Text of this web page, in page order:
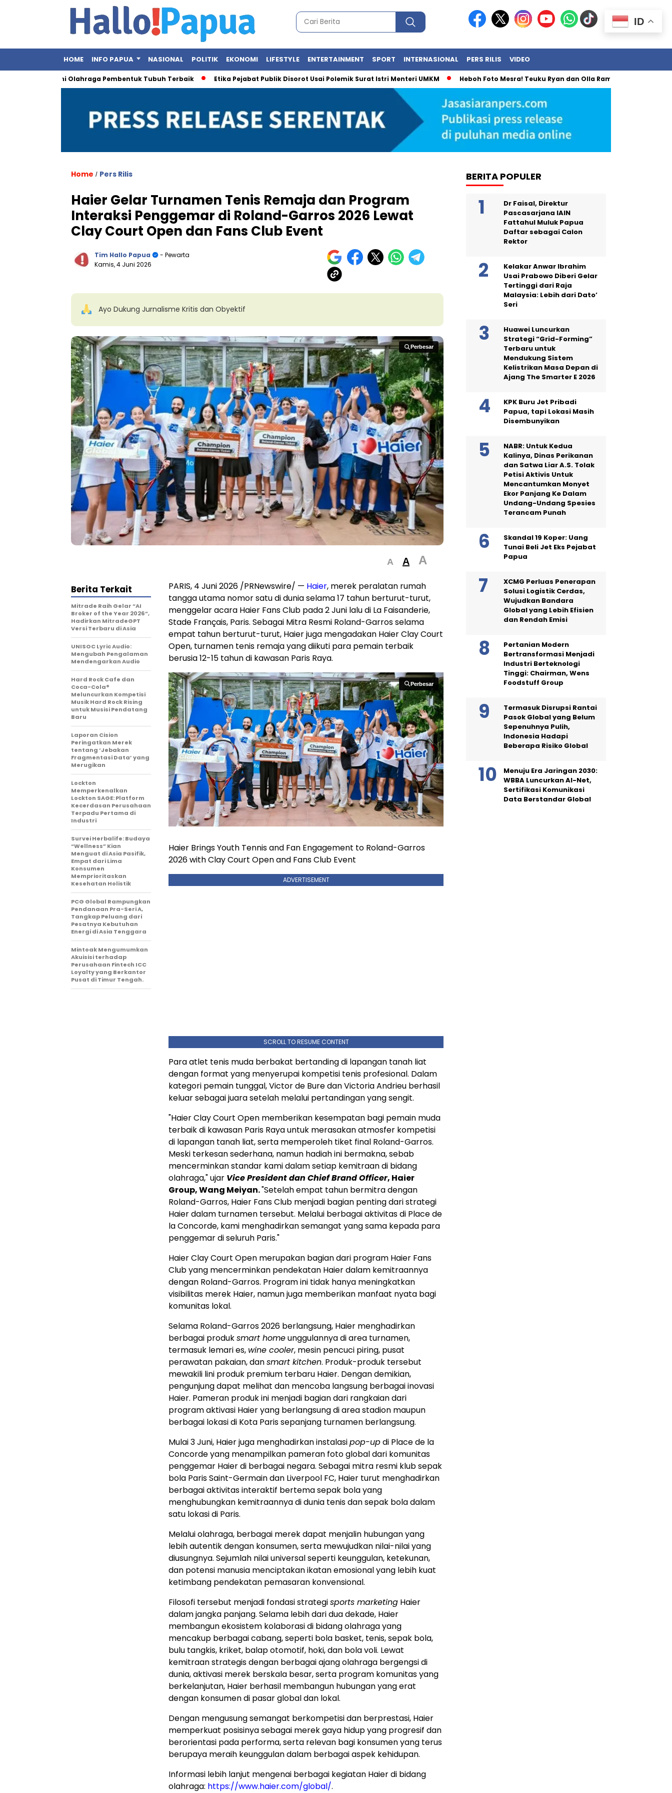
HOME INFO PAPUA NASIONAL POLITIK EKONOMI LIFESTYLE ENTERTAINMENT SPORT INTERNASIONAL PERS RILIS VIDEO
Otot, Ini Olahraga Pembentuk Tubuh Terbaik Etika Pejabat Publik Disorot Usai Polemik Surat Istri Menteri UMKM Heboh Foto Mesra! Teuku Ryan dan Olla Ramlan Akhirnya Angkat
Home / Pers Rilis
Haier Gelar Turnamen Tenis Remaja dan Program
Interaksi Penggemar di Roland-Garros 2026 Lewat
Clay Court Open dan Fans Club Event
Tim Hallo Papua
- Pewarta
Kamis, 4 Juni 2026
Ayo Dukung Jurnalisme Kritis dan Obyektif
Perbesar
Perbesar
A A A
PARIS, 4 Juni 2026 /PRNewswire/ — Haier, merek peralatan rumah
tangga utama nomor satu di dunia selama 17 tahun berturut-turut,
menggelar acara Haier Fans Club pada 2 Juni lalu di La Faisanderie,
Stade Français, Paris. Sebagai Mitra Resmi Roland-Garros selama
empat tahun berturut-turut, Haier juga mengadakan Haier Clay Court
Open, turnamen tenis remaja yang diikuti para pemain terbaik
berusia 12-15 tahun di kawasan Paris Raya.
Perbesar
Perbesar
Haier Brings Youth Tennis and Fan Engagement to Roland-Garros
2026 with Clay Court Open and Fans Club Event
ADVERTISEMENT
SCROLL TO RESUME CONTENT
Para atlet tenis muda berbakat bertanding di lapangan tanah liat
dengan format yang menyerupai kompetisi tenis profesional. Dalam
kategori pemain tunggal, Victor de Bure dan Victoria Andrieu berhasil
keluar sebagai juara setelah melalui pertandingan yang sengit.
"Haier Clay Court Open memberikan kesempatan bagi pemain muda
terbaik di kawasan Paris Raya untuk merasakan atmosfer kompetisi
di lapangan tanah liat, serta memperoleh tiket final Roland-Garros.
Meski terkesan sederhana, namun hadiah ini bermakna, sebab
mencerminkan standar kami dalam setiap kemitraan di bidang
olahraga," ujar Vice President dan Chief Brand Officer, Haier
Group, Wang Meiyan."Setelah empat tahun bermitra dengan
Roland-Garros, Haier Fans Club menjadi bagian penting dari strategi
Haier dalam turnamen tersebut. Melalui berbagai aktivitas di Place de
la Concorde, kami menghadirkan semangat yang sama kepada para
penggemar di seluruh Paris."
Haier Clay Court Open merupakan bagian dari program Haier Fans
Club yang mencerminkan pendekatan Haier dalam kemitraannya
dengan Roland-Garros. Program ini tidak hanya meningkatkan
visibilitas merek Haier, namun juga memberikan manfaat nyata bagi
komunitas lokal.
Selama Roland-Garros 2026 berlangsung, Haier menghadirkan
berbagai produksmart homeunggulannya di area turnamen,
termasuk lemari es, wine cooler, mesin pencuci piring, pusat
perawatan pakaian, dansmart kitchen. Produk-produk tersebut
mewakili lini produk premium terbaru Haier. Dengan demikian,
pengunjung dapat melihat dan mencoba langsung berbagai inovasi
Haier. Pameran produk ini menjadi bagian dari rangkaian dari
program aktivasi Haier yang berlangsung di area stadion maupun
berbagai lokasi di Kota Paris sepanjang turnamen berlangsung.
Mulai 3 Juni, Haier juga menghadirkan instalasipop-updi Place de la
Concorde yang menampilkan pameran foto global dari komunitas
penggemar Haier di berbagai negara. Sebagai mitra resmi klub sepak
bola Paris Saint-Germain dan Liverpool FC, Haier turut menghadirkan
berbagai aktivitas interaktif bertema sepak bola yang
menghubungkan kemitraannya di dunia tenis dan sepak bola dalam
satu lokasi di Paris.
Melalui olahraga, berbagai merek dapat menjalin hubungan yang
lebih autentik dengan konsumen, serta mewujudkan nilai-nilai yang
diusungnya. Sejumlah nilai universal seperti keunggulan, ketekunan,
dan potensi manusia menciptakan ikatan emosional yang lebih kuat
ketimbang pendekatan pemasaran konvensional.
Filosofi tersebut menjadi fondasi strategisports marketing Haier
dalam jangka panjang. Selama lebih dari dua dekade, Haier
membangun ekosistem kolaborasi di bidang olahraga yang
mencakup berbagai cabang, seperti bola basket, tenis, sepak bola,
bulu tangkis, kriket, balap otomotif, hoki, dan bola voli. Lewat
kemitraan strategis dengan berbagai ajang olahraga bergengsi di
dunia, aktivasi merek berskala besar, serta program komunitas yang
berkelanjutan, Haier berhasil membangun hubungan yang erat
dengan konsumen di pasar global dan lokal.
Dengan mengusung semangat berkompetisi dan berprestasi, Haier
memperkuat posisinya sebagai merek gaya hidup yang progresif dan
berorientasi pada performa, serta relevan bagi konsumen yang terus
berupaya meraih keunggulan dalam berbagai aspek kehidupan.
Informasi lebih lanjut mengenai berbagai kegiatan Haier di bidang
olahraga: https://www.haier.com/global/.
Berita Terkait
Mitrade Raih Gelar “AI
Broker of the Year 2026”,
Hadirkan MitradeGPT
Versi Terbaru di Asia
UNISOC Lyric Audio:
Mengubah Pengalaman
Mendengarkan Audio
Hard Rock Cafe dan
Coca-Cola®
Meluncurkan Kompetisi
Musik Hard Rock Rising
untuk Musisi Pendatang
Baru
Laporan Cision
Peringatkan Merek
tentang ‘Jebakan
Fragmentasi Data’ yang
Merugikan
Lockton
Memperkenalkan
Lockton SAGE: Platform
Kecerdasan Perusahaan
Terpadu Pertama di
Industri
Survei Herbalife: Budaya
“Wellness” Kian
Menguat di Asia Pasifik,
Empat dari Lima
Konsumen
Memprioritaskan
Kesehatan Holistik
PCG Global Rampungkan
Pendanaan Pra-Seri A,
Tangkap Peluang dari
Pesatnya Kebutuhan
Energi di Asia Tenggara
Mintoak Mengumumkan
Akuisisi terhadap
Perusahaan Fintech ICC
Loyalty yang Berkantor
Pusat di Timur Tengah.
BERITA POPULER
Dr Faisal, Direktur
Pascasarjana IAIN
Fattahul Muluk Papua
Daftar sebagai Calon
Rektor
Kelakar Anwar Ibrahim
Usai Prabowo Diberi Gelar
Tertinggi dari Raja
Malaysia: Lebih dari Dato’
Seri
Huawei Luncurkan
Strategi “Grid-Forming”
Terbaru untuk
Mendukung Sistem
Kelistrikan Masa Depan di
Ajang The Smarter E 2026
KPK Buru Jet Pribadi
Papua, tapi Lokasi Masih
Disembunyikan
NABR: Untuk Kedua
Kalinya, Dinas Perikanan
dan Satwa Liar A.S. Tolak
Petisi Aktivis Untuk
Mencantumkan Monyet
Ekor Panjang Ke Dalam
Undang-Undang Spesies
Terancam Punah
Skandal 19 Koper: Uang
Tunai Beli Jet Eks Pejabat
Papua
XCMG Perluas Penerapan
Solusi Logistik Cerdas,
Wujudkan Bandara
Global yang Lebih Efisien
dan Rendah Emisi
Pertanian Modern
Bertransformasi Menjadi
Industri Berteknologi
Tinggi: Chairman, Wens
Foodstuff Group
Termasuk Disrupsi Rantai
Pasok Global yang Belum
Sepenuhnya Pulih,
Indonesia Hadapi
Beberapa Risiko Global
Menuju Era Jaringan 2030:
WBBA Luncurkan AI-Net,
Sertifikasi Komunikasi
Data Berstandar Global
ID